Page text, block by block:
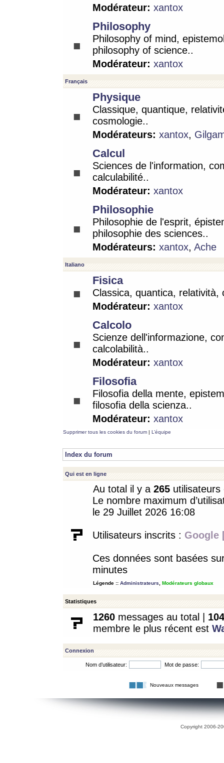
Modérateur: xantox
Philosophy
Philosophy of mind,
philosophy of science..
Modérateur: xantox
Français
Physique
Classique, quantique,
cosmologie..
Modérateurs: xantox,
Calcul
Sciences de l'information,
calculabilité..
Modérateur: xantox
Philosophie
Philosophie de l'esprit,
philosophie des sciences..
Modérateurs: xantox, Ache
Italiano
Fisica
Classica, quantica, relatività,
Modérateur: xantox
Calcolo
Scienze dell'informazione,
calcolabilità..
Modérateur: xantox
Filosofia
Filosofia della mente,
filosofia della scienza..
Modérateur: xantox
Supprimer tous les cookies du forum | L’équipe
Index du forum
Qui est en ligne
Au total il y a 265
Le nombre maximum
le 29 Juillet 2026 16:08
Utilisateurs inscrits : Google
Ces données sont basées
minutes
Légende :: Administrateurs Modérateurs globaux
Statistiques
1260 messages au total | 104
membre le plus récent est
Connexion
Nom d’utilisateur: Mot de passe:
Nouveaux messages
Copyright 2006-